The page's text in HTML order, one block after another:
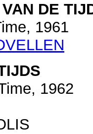
DE
1961
1962